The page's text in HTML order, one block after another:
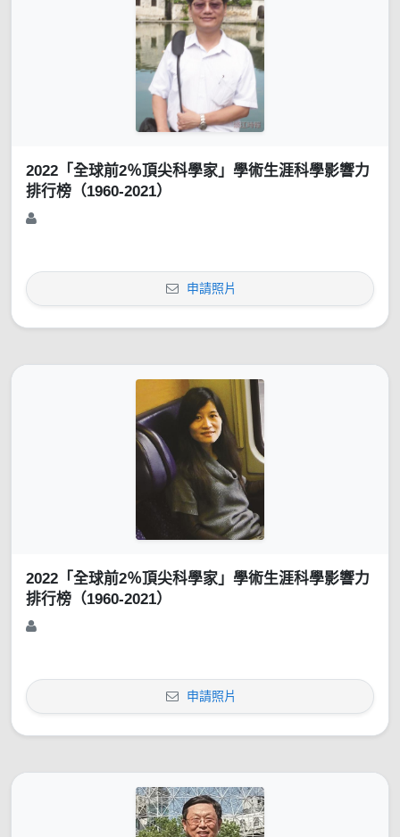
2022「全球前2％頂尖科學家」學術生涯科學影響力
排行榜（1960-2021）
申請照片
2022「全球前2％頂尖科學家」學術生涯科學影響力
排行榜（1960-2021）
申請照片